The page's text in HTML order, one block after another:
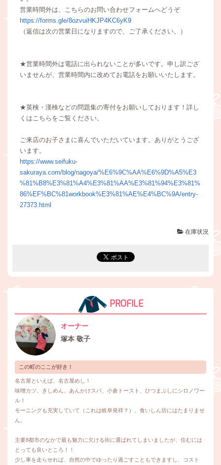
営業時間外は、こちらのお問い合わせフォームへどうぞ
https://forms.gle/8ozvuiHKJP4KC6yK9
（返信は次の営業日になりますので、ご了承ください。）
★営業時間外は電話に出られないことが多いです。申し訳ござ
いませんが、営業時間内に改めてお電話をお願いいたします。
★英検・漢検などの問題集の寄付をお願いしております！詳し
くはこちらをご覧ください。
ご来店のお子さまに喜んでいただいています。ありがとうござ
います。
https://www.seifuku-
sakuraya.com/blog/nagoya/%E6%9C%AA%E6%9D%A5%E3
%81%B8%E3%81%A4%E3%81%AA%E3%81%94%E3%81%
86%EF%BC%81workbook%E3%81%AE%E4%BC%9A/entry-
27373.html
在庫状況
PROFILE
オーナー
塚本 敬子
この町のここが好き！
名古屋といえば、名古屋めし！
味噌カツ、きしめん、あんかけスパ、小倉トースト、ひつまぶしにシロノワー
ル！
モーニングも充実していて（これは岐阜発祥？）、食いしん坊にはたまりませ
ん。
主要8都市のなかで最も魅力に欠ける街に選ばれてしまいましたが、住むには
とっても良いところ！！
少し車を走らせれば、自然の中でゆったり過ごすこともできますし、コスト